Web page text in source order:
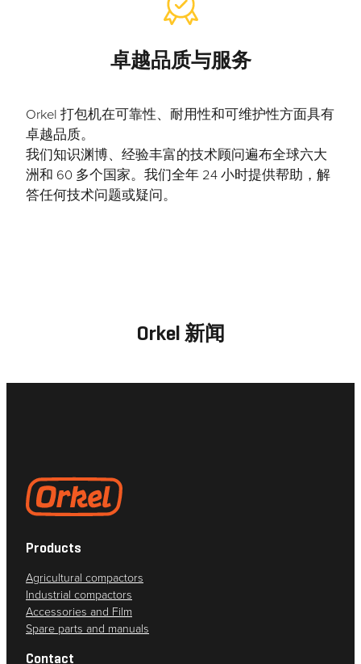
卓越品质与服务
Orkel 打包机在可靠性、耐用性和可维护性方面具有
卓越品质。
我们知识渊博、经验丰富的技术顾问遍布全球六大
洲和 60 多个国家。我们全年 24 小时提供帮助，解
答任何技术问题或疑问。
Orkel 新闻
Products
Agricultural compactors
Industrial compactors
Accessories and Film
Spare parts and manuals
Contact